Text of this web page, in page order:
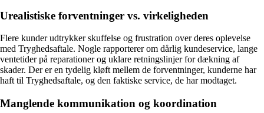
Urealistiske forventninger vs. virkeligheden
Flere kunder udtrykker skuffelse og frustration over deres oplevelse
med Tryghedsaftale. Nogle rapporterer om dårlig kundeservice, lange
ventetider på reparationer og uklare retningslinjer for dækning af
skader. Der er en tydelig kløft mellem de forventninger, kunderne har
haft til Tryghedsaftale, og den faktiske service, de har modtaget.
Manglende kommunikation og koordination